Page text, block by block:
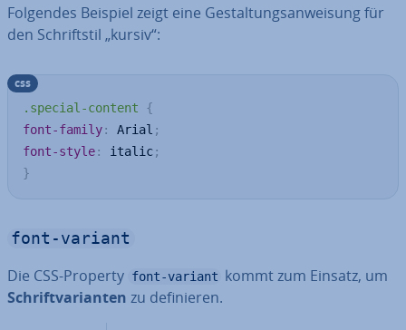
Folgendes Beispiel zeigt eine Ge­stal­tungs­an­wei­sung für
den Schrift­stil „kursiv“:
.special-content
{
font-family: Arial ;
font-style: italic;
}
css
font-variant
Die CSS-Property font-variant kommt zum Einsatz, um
Schrift­va­ri­an­ten zu de­fi­nie­ren.